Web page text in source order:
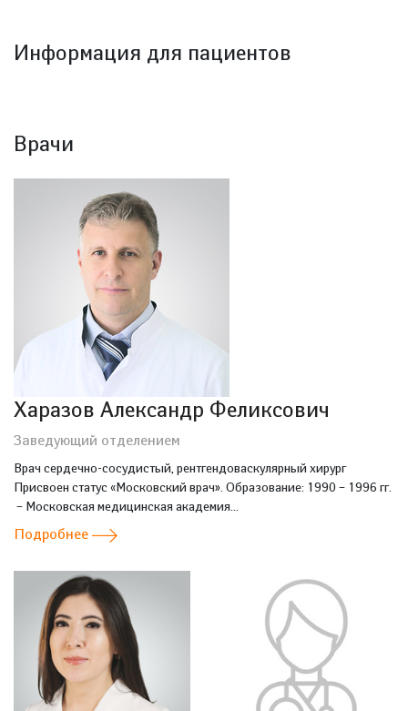
Информация для пациентов
Врачи
Харазов Александр Феликсович
Заведующий отделением
Врач сердечно-сосудистый, рентгендоваскулярный хирург
Присвоен статус «Московский врач». Образование: 1990 – 1996 гг.
– Московская медицинская академия...
Подробнее